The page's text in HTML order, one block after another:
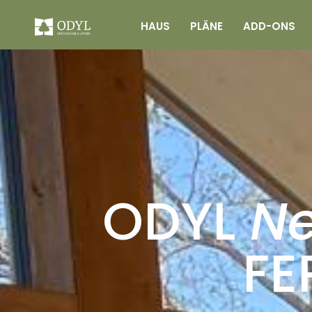
HAUS PLÄNE ADD-ONS
ODYL